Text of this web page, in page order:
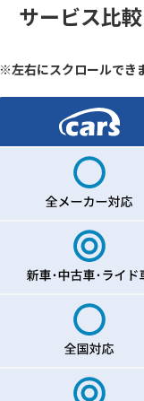
サービス比較
※左右にスクロールでき